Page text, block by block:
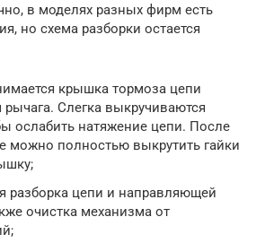
в моделях разных фирм есть
но схема разборки остается
крышка тормоза цепи
Слегка выкручиваются
ослабить натяжение цепи. После
можно полностью выкрутить гайки
разборка цепи и направляющей
очистка механизма от